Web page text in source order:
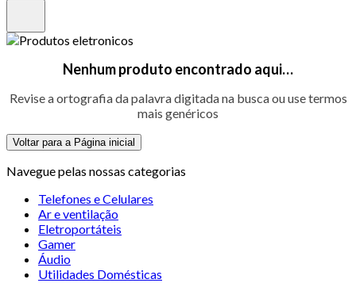
Nenhum produto encontrado aqui…
Revise a ortografia da palavra digitada na busca ou use termos
mais genéricos
Voltar para a Página inicial
Navegue pelas nossas categorias
Telefones e Celulares
Ar e ventilação
Eletroportáteis
Gamer
Áudio
Utilidades Domésticas